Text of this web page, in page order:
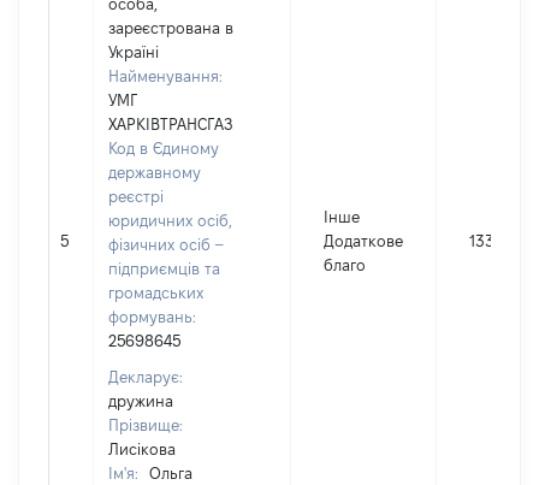
5
особа,
зареєстрована в
Україні
Найменування:
УМГ
ХАРКІВТРАНСГАЗ
Код в Єдиному
державному
реєстрі
юридичних осіб,
фізичних осіб –
підприємців та
громадських
формувань:
25698645
Декларує:
дружина
Прізвище:
Лисікова
Ім'я:
Ольга
Інше
Додаткове
благо
1332